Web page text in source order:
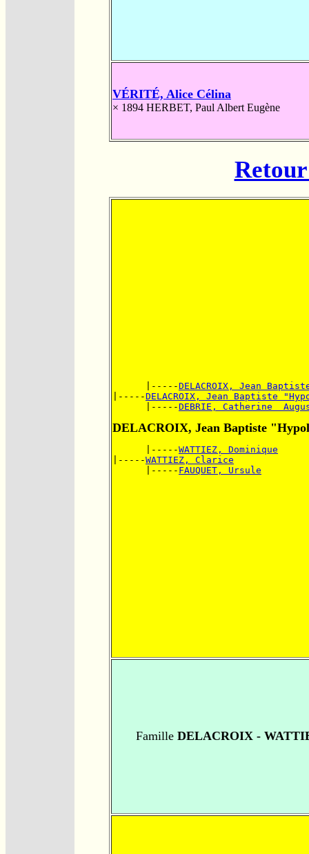
VÉRITÉ, Alice Célina
× 1894 HERBET, Paul Albert Eugène
      |-----
DELACROIX, Jean
|-----DELACROIX, Jean Baptiste
      |-----
DEBRIE, Catherine
DELACROIX, Jean Baptiste
      |-----
WATTIEZ, Dominique
|-----WATTIEZ, Clarice
      |-----
FAUQUET, Ursule
FamilleDELACROIX -